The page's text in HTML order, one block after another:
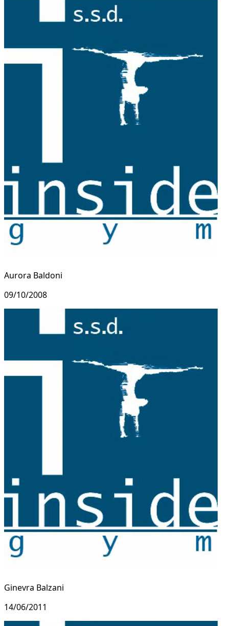
Aurora Baldoni
09/10/2008
Ginevra Balzani
14/06/2011